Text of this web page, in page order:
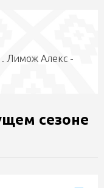
Лимож Алекс -
сезоне